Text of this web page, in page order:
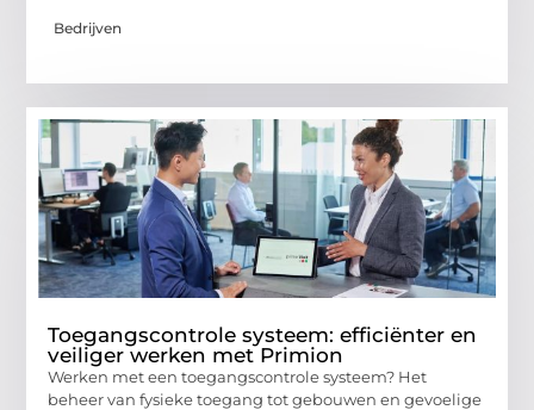
Bedrijven
Toegangscontrole systeem: efficiënter en
veiliger werken met Primion
Werken met een toegangscontrole systeem? Het
beheer van fysieke toegang tot gebouwen en gevoelige